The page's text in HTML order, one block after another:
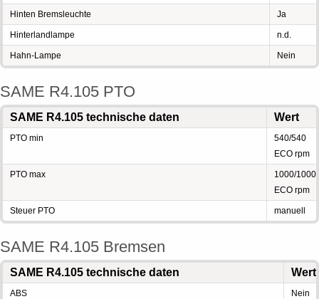
Hinten Bremsleuchte Ja
Hinterlandlampe n.d.
Hahn-Lampe Nein
SAME R4.105 PTO
SAME R4.105 technische daten Wert
PTO min
540/540
ECO rpm
PTO max
1000/1000
ECO rpm
Steuer PTO manuell
SAME R4.105 Bremsen
SAME R4.105 technische daten Wert
ABS Nein